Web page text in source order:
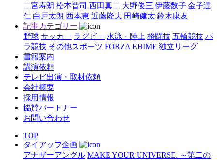
二宮寿朗 松本晋司 西田真二 大野俊三 伊藤数子 金子達
仁 白戸太朗 西本恵 近藤隆夫 田崎健太 鈴木康友
記事カテゴリー
野球 サッカー ラグビー 水泳・陸上 格闘技 五輪競技 パ
ラ競技 その他スポーツ FORZA EHIME 独立リーグ
書籍案内
講演依頼
テレビ出演・取材依頼
会社概要
採用情報
協賛パートナー
お問い合わせ
TOP
タイアップ企画
アナザーアングル MAKE YOUR UNIVERSE. ～第二の